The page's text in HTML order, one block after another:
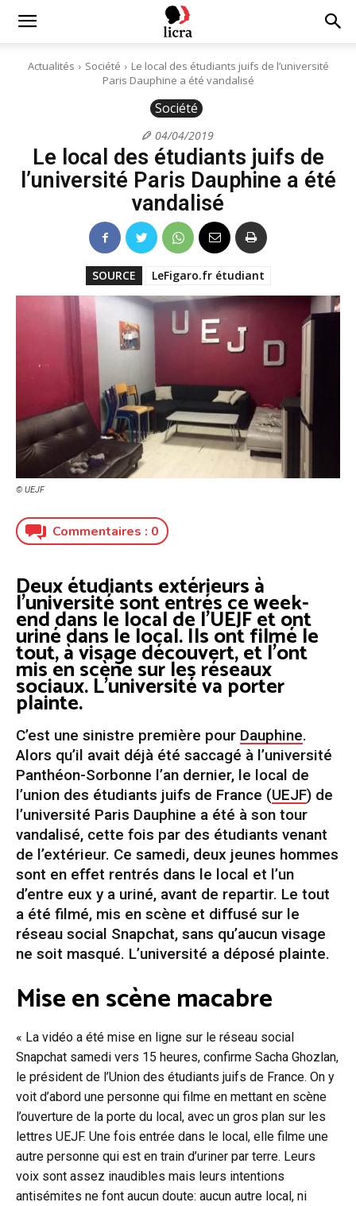
Licra
Antiraciste
Actualités Société
Le local des étudiants juifs de l’université
Paris Dauphine a été vandalisé
Société
04/04/2019
Le local des étudiants juifs de
l’université Paris Dauphine a été
vandalisé
SOURCE LeFigaro.fr étudiant
© UEJF
Commentaires : 0
Deux étudiants extérieurs à
l’université sont entrés ce week-
end dans le local de l’UEJF et ont
uriné dans le local. Ils ont filmé le
tout, à visage découvert, et l’ont
mis en scène sur les réseaux
sociaux. L’université va porter
plainte.
C’est une sinistre première pour Dauphine.
Alors qu’il avait déjà été saccagé à l’université
Panthéon-Sorbonne l’an dernier, le local de
l’union des étudiants juifs de France (UEJF) de
l’université Paris Dauphine a été à son tour
vandalisé, cette fois par des étudiants venant
de l’extérieur. Ce samedi, deux jeunes hommes
sont en effet rentrés dans le local et l’un
d’entre eux y a uriné, avant de repartir. Le tout
a été filmé, mis en scène et diffusé sur le
réseau social Snapchat, sans qu’aucun visage
ne soit masqué. L’université a déposé plainte.
Mise en scène macabre
« La vidéo a été mise en ligne sur le réseau social
Snapchat samedi vers 15 heures, confirme Sacha Ghozlan,
le président de l’Union des étudiants juifs de France. On y
voit d’abord une personne qui filme en mettant en scène
l’ouverture de la porte du local, avec un gros plan sur les
lettres UEJF. Une fois entrée dans le local, elle filme une
autre personne qui est en train d’uriner par terre. Leurs
voix sont assez inaudibles mais leurs intentions
antisémites ne font aucun doute: aucun autre local, ni